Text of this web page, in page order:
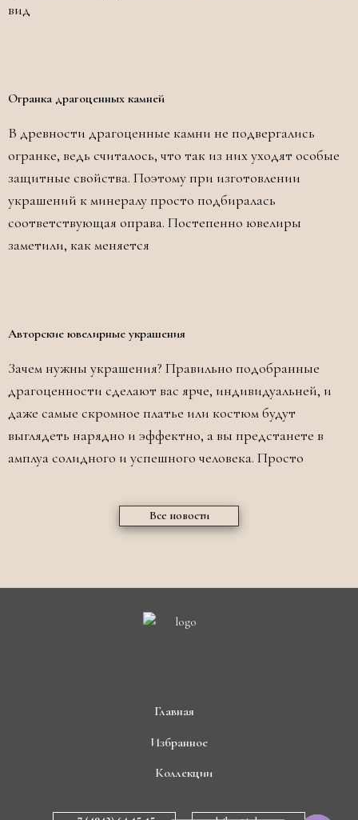
вид
Огранка драгоценных камней
В древности драгоценные камни не подвергались
огранке, ведь считалось, что так из них уходят особые
защитные свойства. Поэтому при изготовлении
украшений к минералу просто подбиралась
соответствующая оправа. Постепенно ювелиры
заметили, как меняется
Авторские ювелирные украшения
Зачем нужны украшения? Правильно подобранные
драгоценности сделают вас ярче, индивидуальней, и
даже самые скромное платье или костюм будут
выглядеть нарядно и эффектно, а вы предстанете в
амплуа солидного и успешного человека. Просто
Все новости
Главная
Избранное
Коллекции